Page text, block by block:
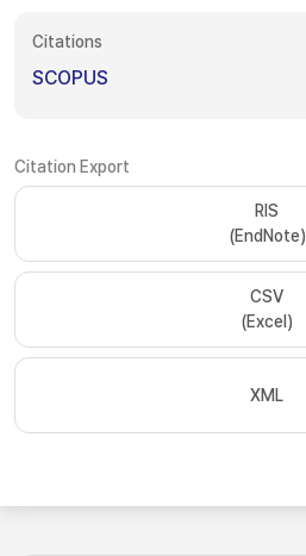
Citations
SCOPUS
Citation Export
RIS
(EndNote)
CSV
(Excel)
XML